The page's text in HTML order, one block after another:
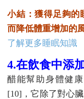
小結：獲得足夠的
而降低體重增加的風
了解更多睡眠知識
4.在飲食中添
醋能幫助身體健
[10]，它除了對心